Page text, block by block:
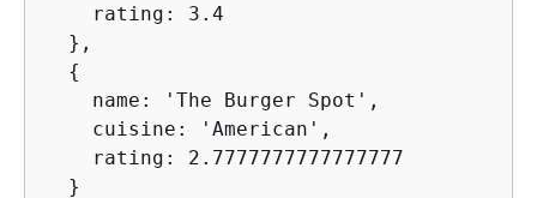
    rating: 3.4
  },
{
    name: 'The Burger Spot',
    cuisine: 'American',
    rating: 2.7777777777777777
  }